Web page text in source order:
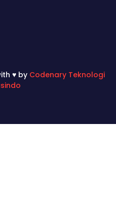
♥ by Codenary Teknologi